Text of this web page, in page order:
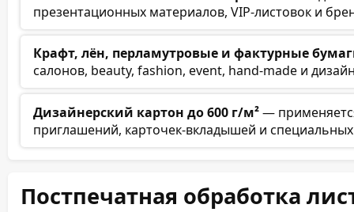
презентационных материалов, VIP-листовок и
Крафт, лён, перламутровые и фактурные
салонов, beauty, fashion, event, hand-made и
Дизайнерский картон до 600 г/м²—
приглашений, карточек-вкладышей и
Постпечатная обработка